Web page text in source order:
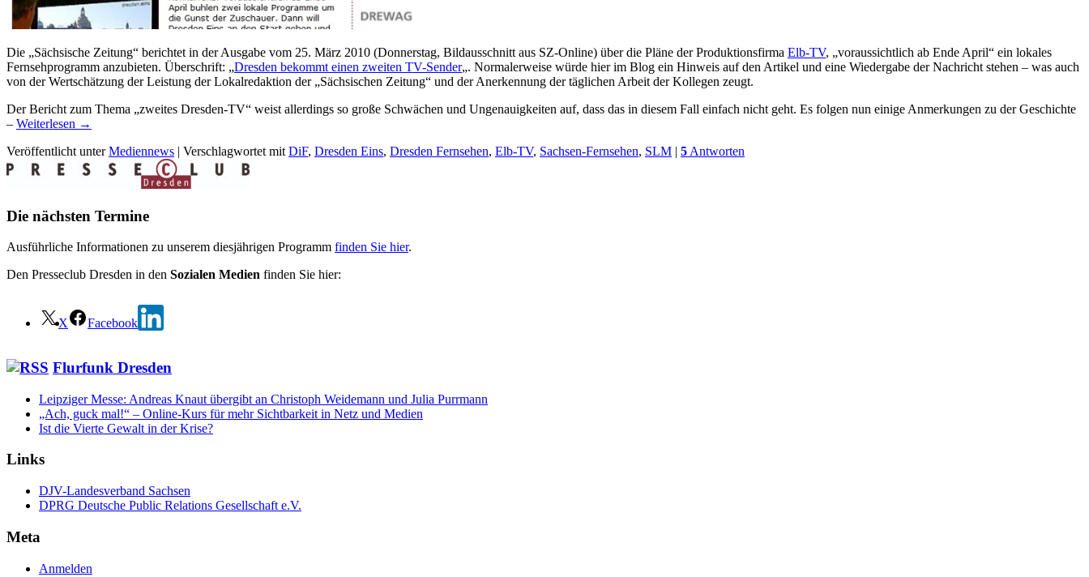
Die „Sächsische Zeitung“ berichtet in der Ausgabe vom 25. März 2010 (Donnerstag, Bildausschnitt aus SZ-Online) über die Pläne der Produktionsfirma Elb-TV, „voraussichtlich ab Ende April“ ein lokales
Fernsehprogramm anzubieten. Überschrift: „Dresden bekommt einen zweiten TV-Sender„. Normalerweise würde hier im Blog ein Hinweis auf den Artikel und eine Wiedergabe der Nachricht stehen – was auch
von der Wertschätzung der Leistung der Lokalredaktion der „Sächsischen Zeitung“ und der Anerkennung der täglichen Arbeit der Kollegen zeugt.
Der Bericht zum Thema „zweites Dresden-TV“ weist allerdings so große Schwächen und Ungenauigkeiten auf, dass das in diesem Fall einfach nicht geht. Es folgen nun einige Anmerkungen zu der Geschichte
– Weiterlesen →
Veröffentlicht unter Mediennews | Verschlagwortet mit DiF, Dresden Eins, Dresden Fernsehen, Elb-TV, Sachsen-Fernsehen, SLM | 5 Antworten
Die nächsten Termine
Ausführliche Informationen zu unserem diesjährigen Programm finden Sie hier.
Den Presseclub Dresden in den Sozialen Medien finden Sie hier:
X Facebook
Flurfunk Dresden
Leipziger Messe: Andreas Knaut übergibt an Christoph Weidemann und Julia Purrmann
„Ach, guck mal!“ – Online-Kurs für mehr Sichtbarkeit in Netz und Medien
Ist die Vierte Gewalt in der Krise?
Links
DJV-Landesverband Sachsen
DPRG Deutsche Public Relations Gesellschaft e.V.
Meta
Anmelden